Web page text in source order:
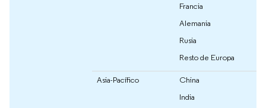
Francia
Alemania
Rusia
Resto de Europa
Asia-Pacífico
China
India